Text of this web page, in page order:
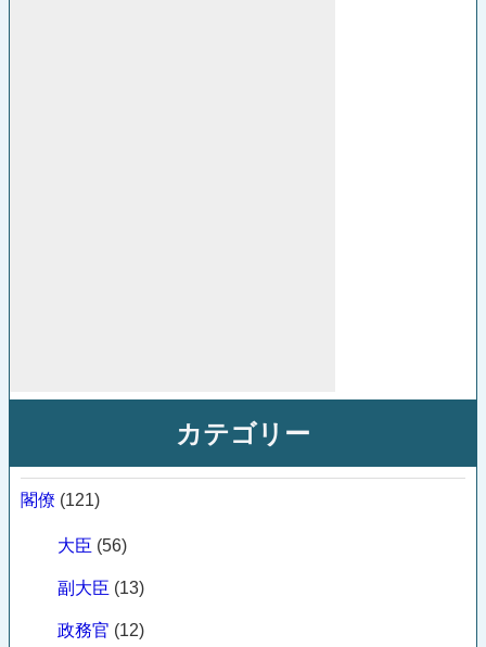
カテゴリー
閣僚 (121)
大臣 (56)
副大臣 (13)
政務官 (12)